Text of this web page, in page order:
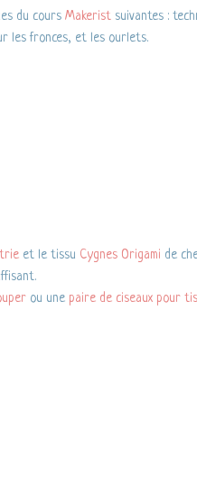
du cours Makerist suivantes :
les fronces, et les ourlets.
et le tissu Cygnes Origami de
ou une paire de ciseaux pour